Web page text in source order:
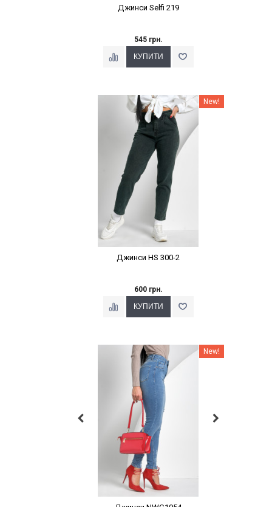
Джинси Selfi 219
545 грн.
Наклейки Варіант з % New!
Джинси HS 300-2
600 грн.
Наклейки Варіант з % New!